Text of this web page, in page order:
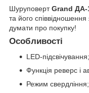
ШуруповертGrand ДА-
та його співвідношення
думати про покупку!
Особливості
LED-підсвічування;
Функція реверс і
Режим свердління;